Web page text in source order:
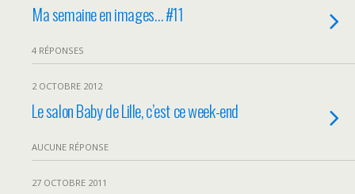
Ma semaine en images… #11
4 RÉPONSES
2 OCTOBRE 2012
Le salon Baby de Lille, c’est ce week-end
AUCUNE RÉPONSE
27 OCTOBRE 2011